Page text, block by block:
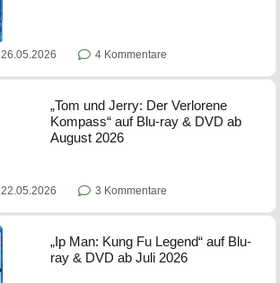
26.05.2026 4 Kommentare
„Tom und Jerry: Der Verlorene
Kompass“ auf Blu-ray & DVD ab
August 2026
22.05.2026 3 Kommentare
„Ip Man: Kung Fu Legend“ auf Blu-
ray & DVD ab Juli 2026